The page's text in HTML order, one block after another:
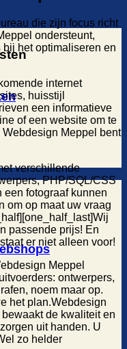
die zijn focus richt
ondersteunt,
het optimaliseren en
internet
huisstijl
een informatieve
of een website om te
Meppel bent
verschillende
PHP/SQL/CSS
een fotograaf kunnen
om op maat uw vraag
passende prijs! En
er niet alleen voor!
Meppel
ontwerpers,
noem maar op.
het plan.Webdesign
de kwaliteit en
uit handen. U
zo helder